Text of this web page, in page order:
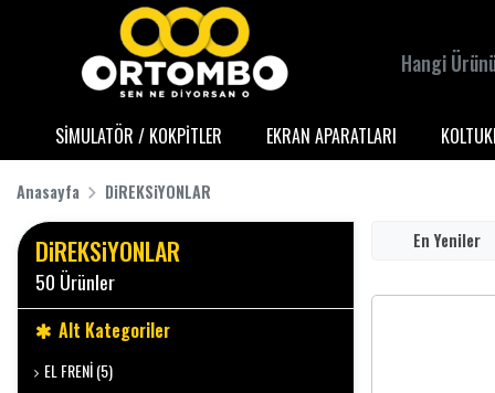
SİMULATÖR / KOKPİTLER EKRAN APARATLARI
Anasayfa DiREKSiYONLAR
DiREKSiYONLAR
50 Ürünler
Alt Kategoriler
EL FRENİ (5)
En Yeniler